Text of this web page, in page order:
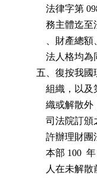
法律
務主
、財
法人格均
五、復按
組織
織或
司法
許辦
本部
人在